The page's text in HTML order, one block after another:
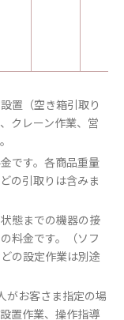
置（空き箱引取り
クレーン作業、営
です。各商品重量
の引取りは含みま
態までの機器の接
料金です。（ソフ
の設定作業は別途
がお客さま指定の場
置作業、操作指導